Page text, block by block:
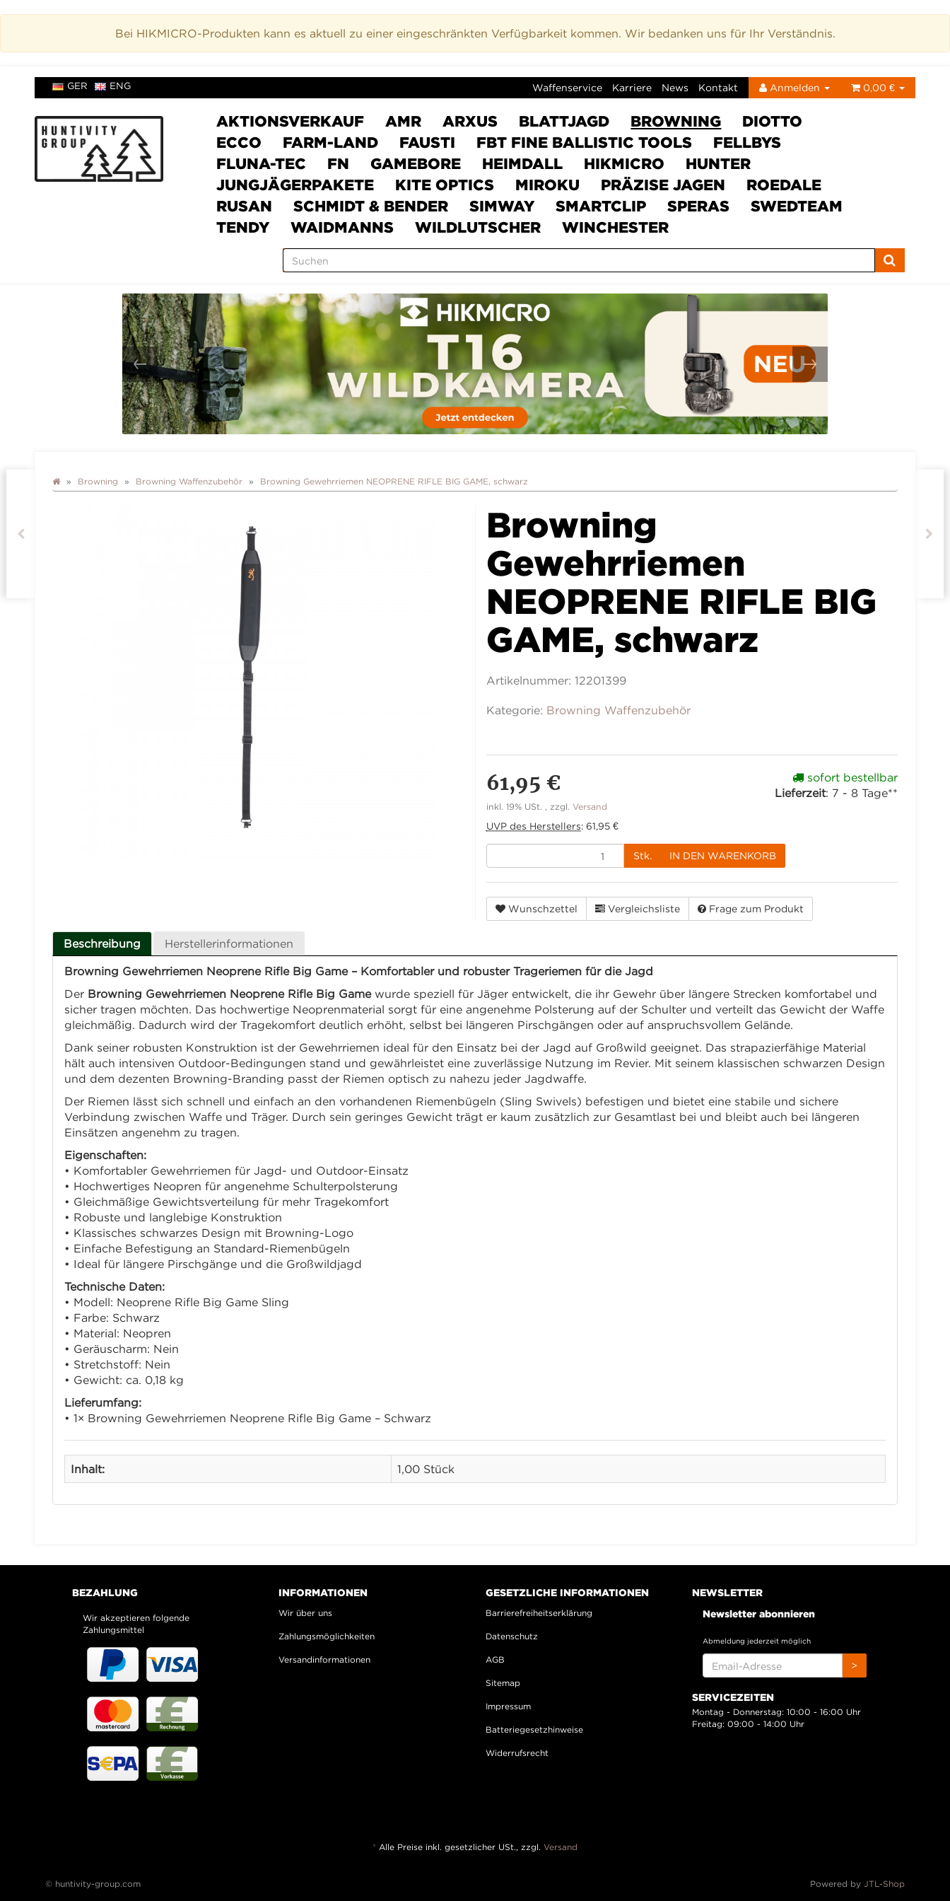
Bei HIKMICRO-Produkten kann es aktuell zu einer eingeschränkten Verfügbarkeit kommen. Wir bedanken uns für Ihr Verständnis.
GER ENG Waffenservice Karriere News Kontakt Anmelden 0,00 €
AKTIONSVERKAUF AMR ARXUS BLATTJAGD BROWNING
DIOTTO
ECCO
FARM-LAND FAUSTI FBT FINE BALLISTIC TOOLS
FELLBYS
FLUNA-TEC
FN GAMEBORE HEIMDALL HIKMICRO
HUNTER
JUNGJÄGERPAKETE
KITE OPTICS MIROKU PRÄZISE JAGEN
ROEDALE
RUSAN
SCHMIDT & BENDER SIMWAY SMARTCLIP SPERAS
SWEDTEAM
TENDY
WAIDMANNS WILDLUTSCHER WINCHESTER
Browning Browning Waffenzubehör Browning Gewehrriemen NEOPRENE RIFLE BIG GAME, schwarz
Browning
Gewehrriemen
NEOPRENE RIFLE BIG
GAME, schwarz
Artikelnummer: 12201399
Kategorie: Browning Waffenzubehör
61,95 €
inkl. 19% USt. , zzgl. Versand
UVP des Herstellers: 61,95 €
sofort bestellbar
Lieferzeit: 7 - 8 Tage**
Stk. IN DEN WARENKORB
Wunschzettel Vergleichsliste Frage zum Produkt
Beschreibung Herstellerinformationen
Browning Gewehrriemen Neoprene Rifle Big Game – Komfortabler und robuster Trageriemen für die Jagd
Der Browning Gewehrriemen Neoprene Rifle Big Gamewurde speziell für Jäger entwickelt, die ihr Gewehr über längere Strecken komfortabel und
sicher tragen möchten. Das hochwertige Neoprenmaterial sorgt für eine angenehme Polsterung auf der Schulter und verteilt das Gewicht der Waffe
gleichmäßig. Dadurch wird der Tragekomfort deutlich erhöht, selbst bei längeren Pirschgängen oder auf anspruchsvollem Gelände.
Dank seiner robusten Konstruktion ist der Gewehrriemen ideal für den Einsatz bei der Jagd auf Großwild geeignet. Das strapazierfähige Material
hält auch intensiven Outdoor-Bedingungen stand und gewährleistet eine zuverlässige Nutzung im Revier. Mit seinem klassischen schwarzen Design
und dem dezenten Browning-Branding passt der Riemen optisch zu nahezu jeder Jagdwaffe.
Der Riemen lässt sich schnell und einfach an den vorhandenen Riemenbügeln (Sling Swivels) befestigen und bietet eine stabile und sichere
Verbindung zwischen Waffe und Träger. Durch sein geringes Gewicht trägt er kaum zusätzlich zur Gesamtlast bei und bleibt auch bei längeren
Einsätzen angenehm zu tragen.
Eigenschaften:
• Komfortabler Gewehrriemen für Jagd- und Outdoor-Einsatz
• Hochwertiges Neopren für angenehme Schulterpolsterung
• Gleichmäßige Gewichtsverteilung für mehr Tragekomfort
• Robuste und langlebige Konstruktion
• Klassisches schwarzes Design mit Browning-Logo
• Einfache Befestigung an Standard-Riemenbügeln
• Ideal für längere Pirschgänge und die Großwildjagd
Technische Daten:
• Modell: Neoprene Rifle Big Game Sling
• Farbe: Schwarz
• Material: Neopren
• Geräuscharm: Nein
• Stretchstoff: Nein
• Gewicht: ca. 0,18 kg
Lieferumfang:
• 1× Browning Gewehrriemen Neoprene Rifle Big Game – Schwarz
Inhalt: 1,00 Stück
BEZAHLUNG
Wir akzeptieren folgende
Zahlungsmittel
INFORMATIONEN
Wir über uns
Zahlungsmöglichkeiten
Versandinformationen
GESETZLICHE INFORMATIONEN
Barrierefreiheitserklärung
Datenschutz
AGB
Sitemap
Impressum
Batteriegesetzhinweise
Widerrufsrecht
NEWSLETTER
Newsletter abonnieren
Abmeldung jederzeit möglich
ADRESSE
>
SERVICEZEITEN
Montag - Donnerstag: 10:00 - 16:00 Uhr
Freitag: 09:00 - 14:00 Uhr
* Alle Preise inkl. gesetzlicher USt., zzgl. Versand
© huntivity-group.com Powered byJTL-Shop